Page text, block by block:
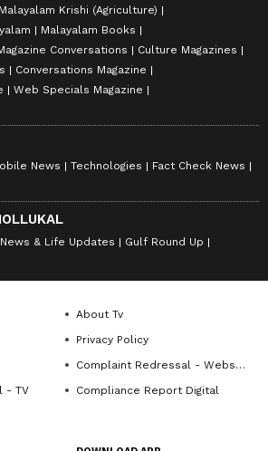
Malayalam Krishi (Agriculture)
Malayalam Books
Conversations
Culture Magazines
Conversations Magazine
Web Specials Magazine
News Technologies
Fact Check News
& Life Updates
Gulf Round Up
About Tv
Privacy Policy
Complaint Redressal - Website
- TV
Compliance Report Digital